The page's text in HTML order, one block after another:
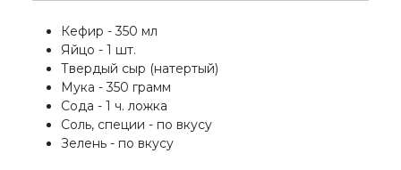
Кефир - 350 мл
Яйцо - 1 шт.
Твердый сыр (натертый)
Мука - 350 грамм
Сода - 1 ч. ложка
Соль, специи - по вкусу
Зелень - по вкусу